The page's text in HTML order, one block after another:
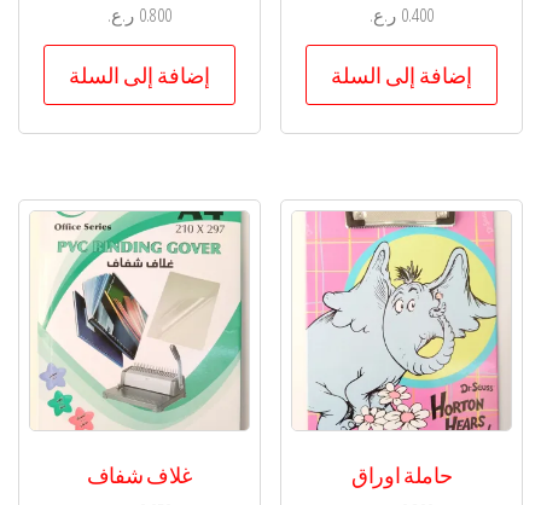
0.400 ر.ع.
إضافة إلى السلة
0.800 ر.ع.
إضافة إلى السلة
حاملة اوراق غلاف شفاف